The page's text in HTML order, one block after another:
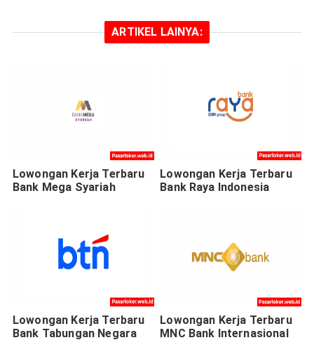
ARTIKEL LAINYA:
Lowongan Kerja Terbaru
Bank Mega Syariah
Lowongan Kerja Terbaru
Bank Raya Indonesia
Lowongan Kerja Terbaru
Bank Tabungan Negara
Lowongan Kerja Terbaru
MNC Bank Internasional